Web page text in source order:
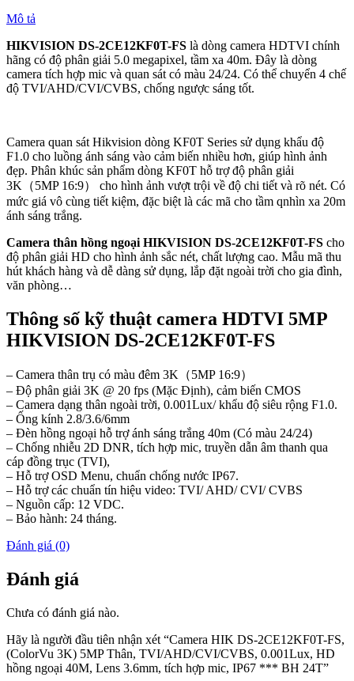
Mô tả
HIKVISION DS-2CE12KF0T-FS là dòng camera HDTVI chính
hãng có độ phân giải 5.0 megapixel, tầm xa 40m. Đây là dòng
camera tích hợp mic và quan sát có màu 24/24. Có thể chuyển 4 chế
độ TVI/AHD/CVI/CVBS, chống ngược sáng tốt.
Camera quan sát Hikvision dòng KF0T Series sử dụng khẩu độ
F1.0 cho luồng ánh sáng vào cảm biến nhiều hơn, giúp hình ảnh
đẹp. Phân khúc sản phẩm dòng KF0T hỗ trợ độ phân giải
3K（5MP 16:9） cho hình ảnh vượt trội về độ chi tiết và rõ nét. Có
mức giá vô cùng tiết kiệm, đặc biệt là các mã cho tầm qnhìn xa 20m
ánh sáng trắng.
Camera thân hồng ngoại HIKVISION DS-2CE12KF0T-FS cho
độ phân giải HD cho hình ảnh sắc nét, chất lượng cao. Mẫu mã thu
hút khách hàng và dễ dàng sử dụng, lắp đặt ngoài trời cho gia đình,
văn phòng…
Thông số kỹ thuật camera HDTVI 5MP
HIKVISION DS-2CE12KF0T-FS
– Camera thân trụ có màu đêm 3K（5MP 16:9）
– Độ phân giải 3K @ 20 fps (Mặc Định), cảm biến CMOS
– Camera dạng thân ngoài trời, 0.001Lux/ khẩu độ siêu rộng F1.0.
– Ống kính 2.8/3.6/6mm
– Đèn hồng ngoại hỗ trợ ánh sáng trắng 40m (Có màu 24/24)
– Chống nhiễu 2D DNR, tích hợp mic, truyền dẫn âm thanh qua
cáp đồng trục (TVI),
– Hỗ trợ OSD Menu, chuẩn chống nước IP67.
– Hỗ trợ các chuẩn tín hiệu video: TVI/ AHD/ CVI/ CVBS
– Nguồn cấp: 12 VDC.
– Bảo hành: 24 tháng.
Đánh giá (0)
Đánh giá
Chưa có đánh giá nào.
Hãy là người đầu tiên nhận xét “Camera HIK DS-2CE12KF0T-FS,
(ColorVu 3K) 5MP Thân, TVI/AHD/CVI/CVBS, 0.001Lux, HD
hồng ngoại 40M, Lens 3.6mm, tích hợp mic, IP67 *** BH 24T”